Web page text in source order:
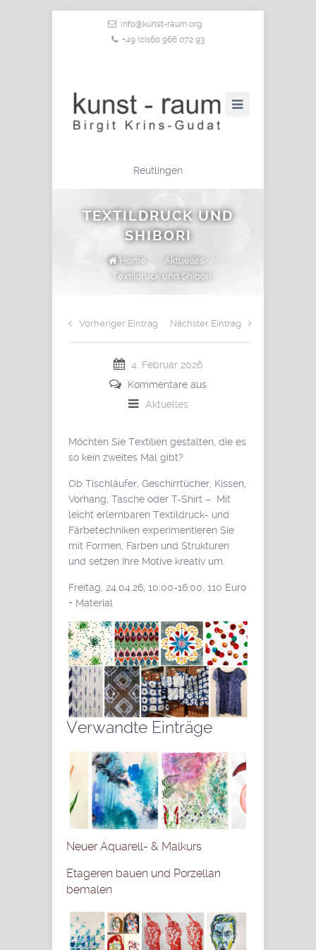
info@kunst-raum.org
+49 (0)160 966 072 93
Reutlingen
TEXTILDRUCK UND
SHIBORI
Home Aktuelles
Textildruck und Shibori
Vorheriger Eintrag Nächster Eintrag
4. Februar 2026
Kommentare aus
Aktuelles
Möchten Sie Textilien gestalten, die es
so kein zweites Mal gibt?
Ob Tischläufer, Geschirrtücher, Kissen,
Vorhang, Tasche oder T-Shirt – Mit
leicht erlernbaren Textildruck- und
Färbetechniken experimentieren Sie
mit Formen, Farben und Strukturen
und setzen Ihre Motive kreativ um.
Freitag, 24.04.26, 10:00-16:00, 110 Euro
+ Material
Verwandte Einträge
Neuer Aquarell- & Malkurs
Etageren bauen und Porzellan
bemalen